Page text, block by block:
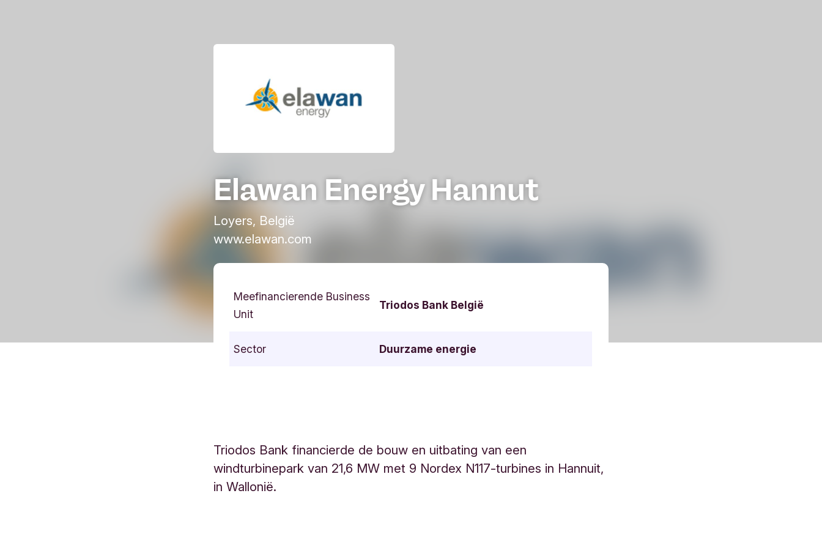
Elawan Energy Hannut
Loyers, België
www.elawan.com
Meefinancierende Business
Unit
Triodos Bank België
Sector Duurzame energie
Triodos Bank financierde de bouw en uitbating van een
windturbinepark van 21,6 MW met 9 Nordex N117-turbines in Hannuit,
in Wallonië.